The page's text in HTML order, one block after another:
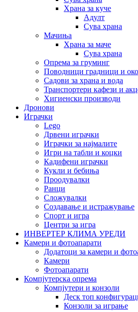
Храна за куче
Адулт
Сува храна
Мачиња
Храна за маче
Сува храна
Опрема за груминг
Поводници градници и
Садови за храна и вода
Транспортери кафези и
Хигиенски производи
Дронови
Играчки
Lego
Дрвени играчки
Играчки за најмалите
Игри на табли и коцки
Кадифени играчки
Кукли и бебиња
Проодувалки
Ранци
Сложувалки
Создавање и истражување
Спорт и игра
Центри за игра
ИНВЕРТЕР КЛИМА УРЕДИ
Камери и фотоапарати
Додатоци за камери и
Камери
Фотоапарати
Компјутерска опрема
Компјутери и конзоли
Деск топ
Конзоли за играње